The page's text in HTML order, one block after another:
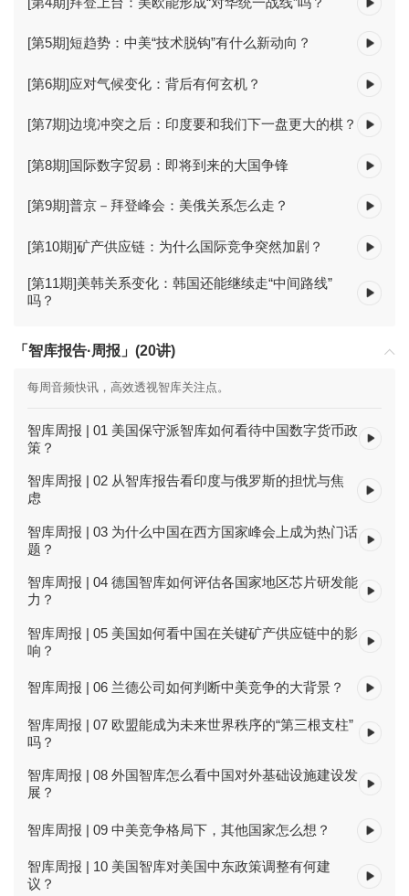
[第5期]短趋势：中美“技术脱钩”有什么新动向？
[第6期]应对气候变化：背后有何玄机？
[第7期]边境冲突之后：印度要和我们下一盘更大的棋？
[第8期]国际数字贸易：即将到来的大国争锋
[第9期]普京－拜登峰会：美俄关系怎么走？
[第10期]矿产供应链：为什么国际竞争突然加剧？
[第11期]美韩关系变化：韩国还能继续走“中间路线”
吗？
「智库报告·周报」(20讲)
每周音频快讯，高效透视智库关注点。
智库周报 | 01 美国保守派智库如何看待中国数字货币政
策？
智库周报 | 02 从智库报告看印度与俄罗斯的担忧与焦
虑
智库周报 | 03 为什么中国在西方国家峰会上成为热门话
题？
智库周报 | 04 德国智库如何评估各国家地区芯片研发能
力？
智库周报 | 05 美国如何看中国在关键矿产供应链中的影
响？
智库周报 | 06 兰德公司如何判断中美竞争的大背景？
智库周报 | 07 欧盟能成为未来世界秩序的“第三根支柱”
吗？
智库周报 | 08 外国智库怎么看中国对外基础设施建设发
展？
智库周报 | 09 中美竞争格局下，其他国家怎么想？
智库周报 | 10 美国智库对美国中东政策调整有何建
议？